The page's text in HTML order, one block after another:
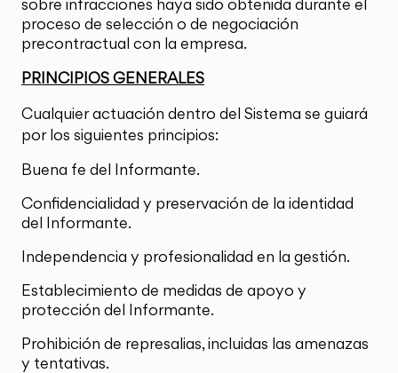
proceso de selección o de negociación
precontractual con la empresa.
PRINCIPIOS GENERALES
Cualquier actuación dentro del Sistema se guiará
por los siguientes principios:
Buena fe del Informante.
Confidencialidad y preservación de la identidad
del Informante.
Independencia y profesionalidad en la gestión.
Establecimiento de medidas de apoyo y
protección del Informante.
Prohibición de represalias, incluidas las amenazas
y tentativas.